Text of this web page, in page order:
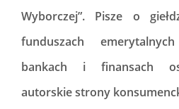
Wyborczej”. Pisze o
funduszach
bankach i finansach
autorskie strony